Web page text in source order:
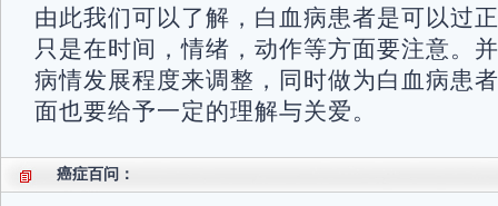
由此我们可以了解，白血病患者是可以过
只是在时间，情绪，动作等方面要注意。
病情发展程度来调整，同时做为白血病患
面也要给予一定的理解与关爱。
癌症百问：